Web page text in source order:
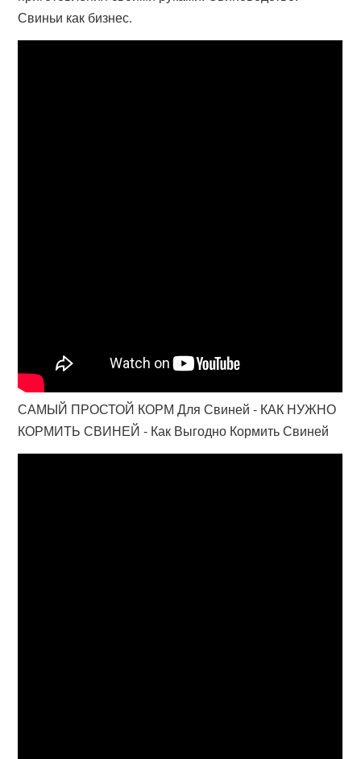
Свиньи как бизнес.
САМЫЙ ПРОСТОЙ КОРМ Для Свиней - КАК НУЖНО
КОРМИТЬ СВИНЕЙ - Как Выгодно Кормить Свиней